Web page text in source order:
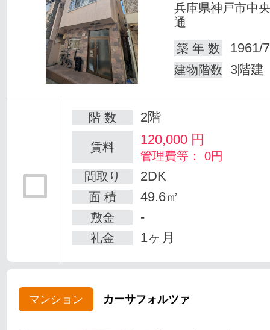
兵庫県神戸市中
通
築 年 数
1961/
建物階数 3階建
階 数 2階
賃料 120,000 円
管理費等： 0円
間取り
2DK
面 積 49.6㎡
敷金 -
礼金 1ヶ月
マンション カーサフォルツァ